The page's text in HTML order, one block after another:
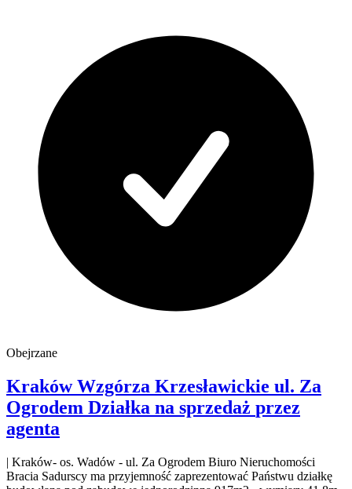
Obejrzane
Kraków Wzgórza Krzesławickie ul. Za
Ogrodem Działka na sprzedaż przez
agenta
| Kraków- os. Wadów - ul. Za Ogrodem Biuro Nieruchomości
Bracia Sadurscy ma przyjemność zaprezentować Państwu działkę